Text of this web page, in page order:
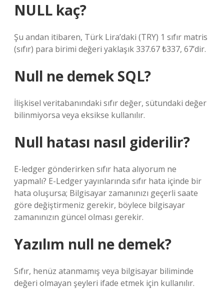
NULL kaç?
Şu andan itibaren, Türk Lira’daki (TRY) 1 sıfır matris
(sıfır) para birimi değeri yaklaşık 337.67 ₺337, 67’dir.
Null ne demek SQL?
İlişkisel veritabanındaki sıfır değer, sütundaki değer
bilinmiyorsa veya eksikse kullanılır.
Null hatası nasıl giderilir?
E-ledger gönderirken sıfır hata alıyorum ne
yapmalı? E-Ledger yayınlarında sıfır hata içinde bir
hata oluşursa; Bilgisayar zamanınızı geçerli saate
göre değiştirmeniz gerekir, böylece bilgisayar
zamanınızın güncel olması gerekir.
Yazılım null ne demek?
Sıfır, henüz atanmamış veya bilgisayar biliminde
değeri olmayan şeyleri ifade etmek için kullanılır.